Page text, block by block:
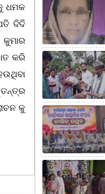
ଧମକ
ଦିଦି
କୁମାର
କରି
କୁ